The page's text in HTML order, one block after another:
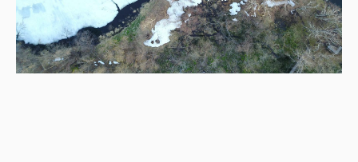
ARCH & HOTELS: НЕТИПОВЫЕ